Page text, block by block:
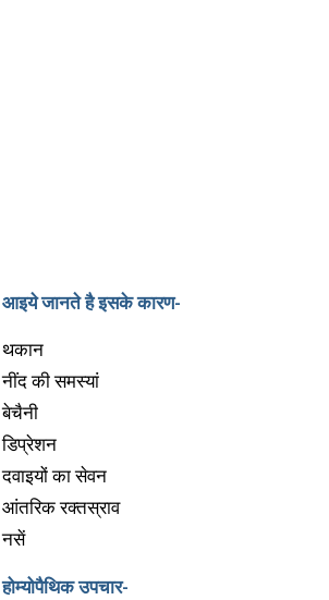
आइये जानते है इसके कारण-
थकान
नींद की समस्यां
बेचैनी
डिप्रेशन
दवाइयों का सेवन
आंतरिक रक्तस्राव
नसें
होम्योपैथिक उपचार-